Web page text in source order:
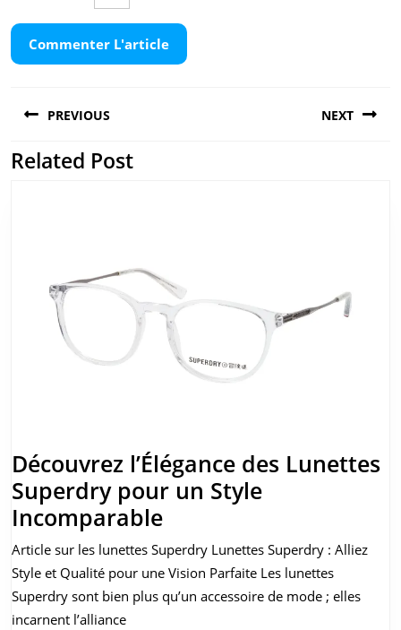
de
l’article
PREVIOUS
Previous
NEXT
Related Post
Découvrez l’Élégance des Lunettes
Superdry pour un Style
IncomparableDécouvrez
l’Élégance
des
Lunettes
Article sur les lunettes Superdry Lunettes Superdry : Alliez
Style et Qualité pour une Vision Parfaite Les lunettes
Superdry sont bien plus qu’un accessoire de mode ; elles
incarnent l’alliance